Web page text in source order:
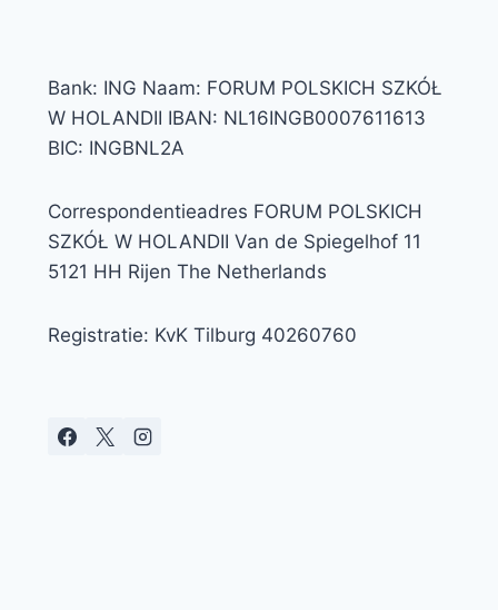
Bank: ING Naam: FORUM POLSKICH SZKÓŁ
W HOLANDII IBAN: NL16INGB0007611613
BIC: INGBNL2A
Correspondentieadres FORUM POLSKICH
SZKÓŁ W HOLANDII Van de Spiegelhof 11
5121 HH Rijen The Netherlands
Registratie: KvK Tilburg 40260760